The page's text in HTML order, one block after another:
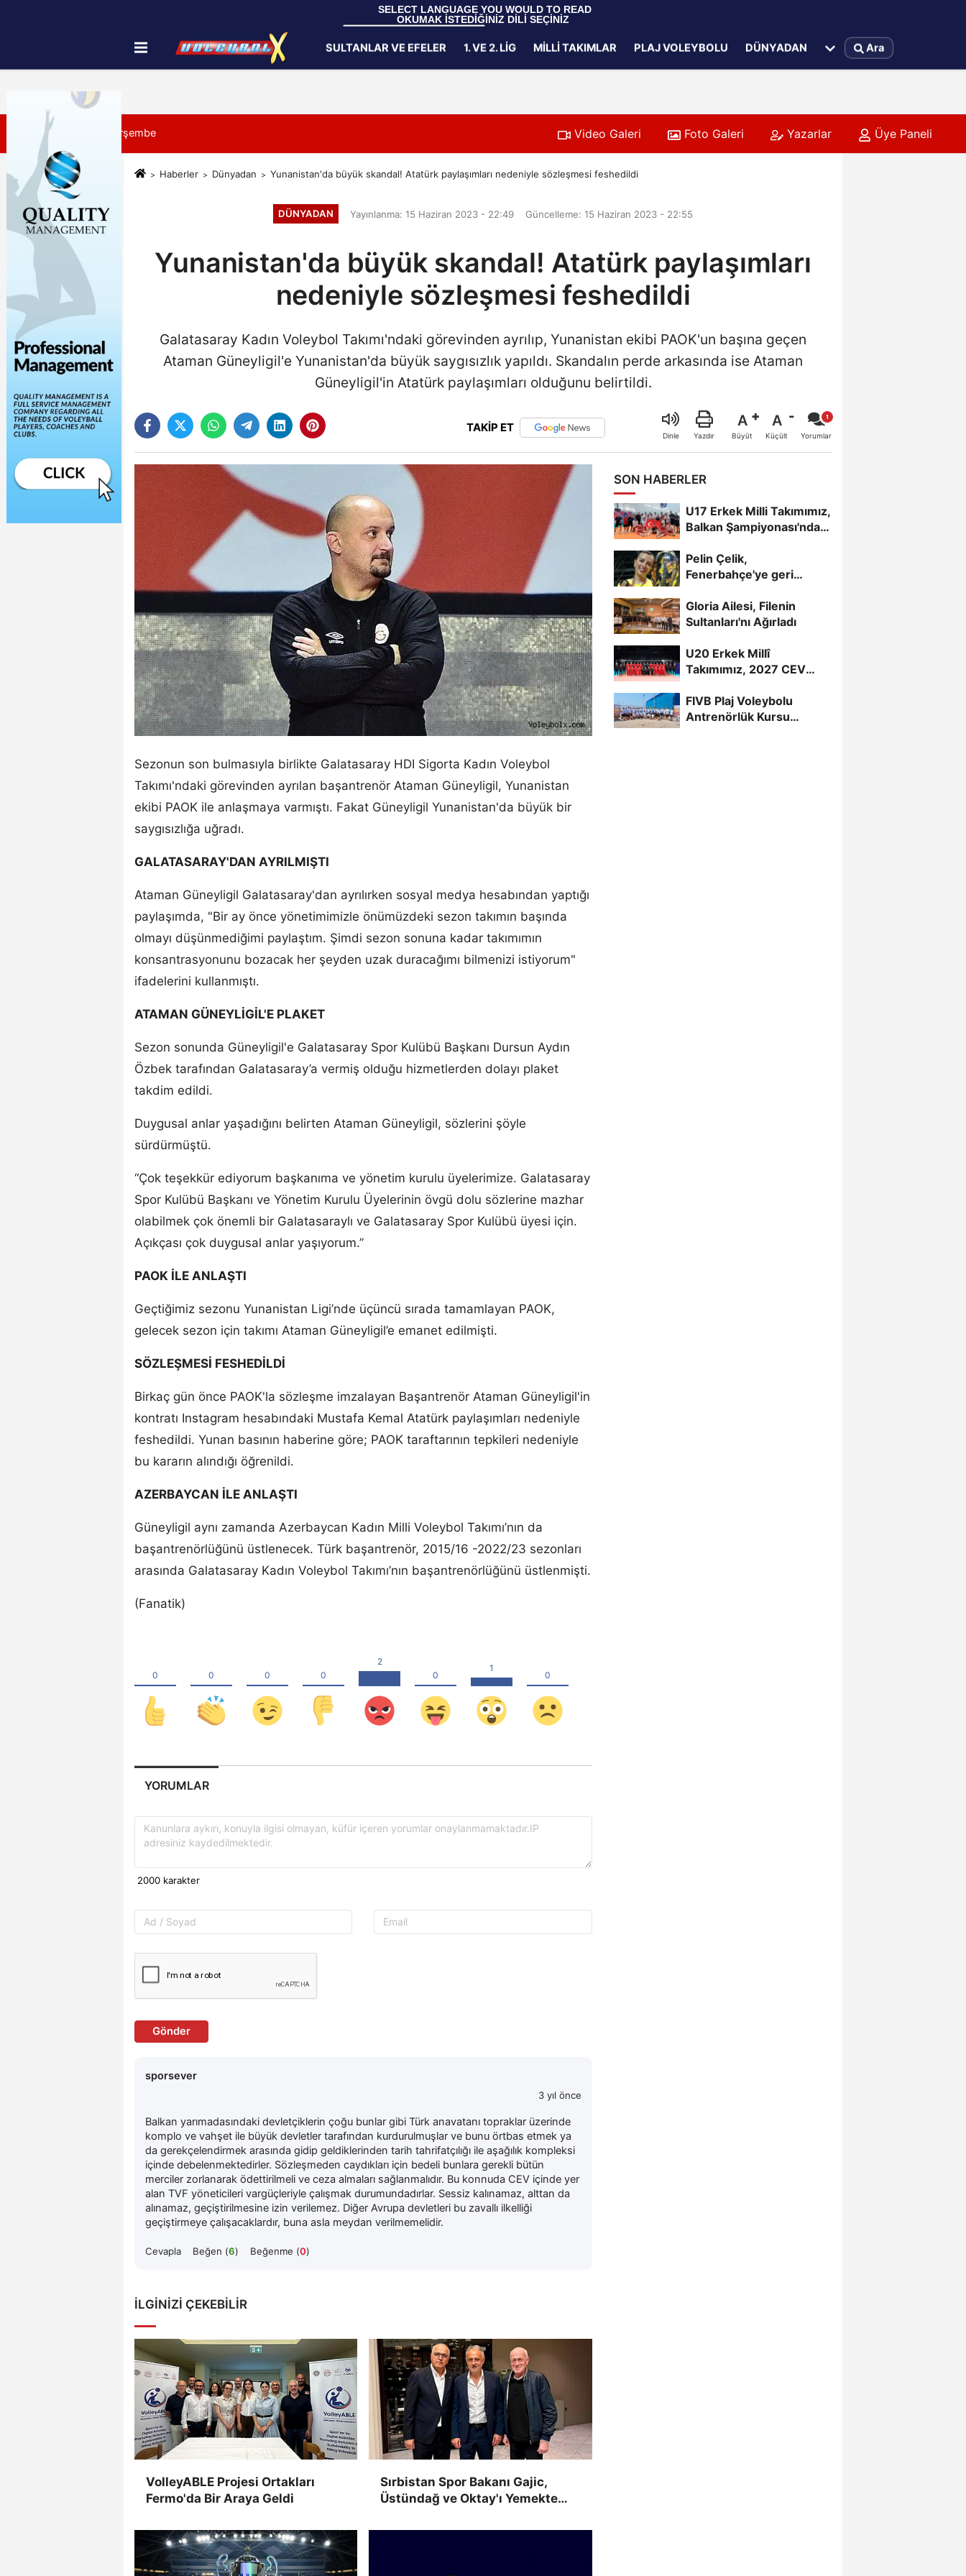
SELECT LANGUAGE YOU WOULD TO READ
OKUMAK İSTEDİĞİNİZ DİLİ SEÇİNİZ
İletişim Çerez Politikası
SULTANLAR VE EFELER 1. VE 2. LIG MILLI TAKIMLAR PLAJ VOLEYBOLU DÜNYADAN Ara
6 Ağustos 2026, Perşembe Video Galeri Foto Galeri Yazarlar Üye Paneli
Haberler Dünyadan Yunanistan'da büyük skandal! Atatürk paylaşımları nedeniyle sözleşmesi feshedildi
DÜNYADAN Yayınlanma: 15 Haziran 2023 - 22:49 Güncelleme: 15 Haziran 2023 - 22:55
Yunanistan'da büyük skandal! Atatürk paylaşımları
nedeniyle sözleşmesi feshedildi
Galatasaray Kadın Voleybol Takımı'ndaki görevinden ayrılıp, Yunanistan ekibi PAOK'un başına geçen
Ataman Güneyligil'e Yunanistan'da büyük saygısızlık yapıldı. Skandalın perde arkasında ise Ataman
Güneyligil'in Atatürk paylaşımları olduğunu belirtildi.
TAKİP ET
Dinle Yazdır
A
Büyüt
A
Küçült Yorumlar
Sezonun son bulmasıyla birlikte Galatasaray HDI Sigorta Kadın Voleybol
Takımı'ndaki görevinden ayrılan başantrenör Ataman Güneyligil, Yunanistan
ekibi PAOK ile anlaşmaya varmıştı. Fakat Güneyligil Yunanistan'da büyük bir
saygısızlığa uğradı.
GALATASARAY'DAN AYRILMIŞTI
Ataman Güneyligil Galatasaray'dan ayrılırken sosyal medya hesabından yaptığı
paylaşımda, "Bir ay önce yönetimimizle önümüzdeki sezon takımın başında
olmayı düşünmediğimi paylaştım. Şimdi sezon sonuna kadar takımımın
konsantrasyonunu bozacak her şeyden uzak duracağımı bilmenizi istiyorum"
ifadelerini kullanmıştı.
ATAMAN GÜNEYLİGİL'E PLAKET
Sezon sonunda Güneyligil'e Galatasaray Spor Kulübü Başkanı Dursun Aydın
Özbek tarafından Galatasaray’a vermiş olduğu hizmetlerden dolayı plaket
takdim edildi.
Duygusal anlar yaşadığını belirten Ataman Güneyligil, sözlerini şöyle
sürdürmüştü.
“Çok teşekkür ediyorum başkanıma ve yönetim kurulu üyelerimize. Galatasaray
Spor Kulübü Başkanı ve Yönetim Kurulu Üyelerinin övgü dolu sözlerine mazhar
olabilmek çok önemli bir Galatasaraylı ve Galatasaray Spor Kulübü üyesi için.
Açıkçası çok duygusal anlar yaşıyorum.”
PAOK İLE ANLAŞTI
Geçtiğimiz sezonu Yunanistan Ligi’nde üçüncü sırada tamamlayan PAOK,
gelecek sezon için takımı Ataman Güneyligil’e emanet edilmişti.
SÖZLEŞMESİ FESHEDİLDİ
Birkaç gün önce PAOK'la sözleşme imzalayan Başantrenör Ataman Güneyligil'in
kontratı Instagram hesabındaki Mustafa Kemal Atatürk paylaşımları nedeniyle
feshedildi. Yunan basının haberine göre; PAOK taraftarının tepkileri nedeniyle
bu kararın alındığı öğrenildi.
AZERBAYCAN İLE ANLAŞTI
Güneyligil aynı zamanda Azerbaycan Kadın Milli Voleybol Takımı’nın da
başantrenörlüğünü üstlenecek. Türk başantrenör, 2015/16 -2022/23 sezonları
arasında Galatasaray Kadın Voleybol Takımı’nın başantrenörlüğünü üstlenmişti.
(Fanatik)
YORUMLAR
Gönder
sporsever
3 yıl önce
Balkan yarımadasındaki devletçiklerin çoğu bunlar gibi Türk anavatanı topraklar üzerinde
komplo ve vahşet ile büyük devletler tarafından kurdurulmuşlar ve bunu örtbas etmek ya
da gerekçelendirmek arasında gidip geldiklerinden tarih tahrifatçılığı ile aşağılık kompleksi
içinde debelenmektedirler. Sözleşmeden caydıkları için bedeli bunlara gerekli bütün
merciler zorlanarak ödettirilmeli ve ceza almaları sağlanmalıdır. Bu konnuda CEV içinde yer
alan TVF yöneticileri vargüçleriyle çalışmak durumundadırlar. Sessiz kalınamaz, alttan da
alınamaz, geçiştirilmesine izin verilemez. Diğer Avrupa devletleri bu zavallı ilkelliği
geçiştirmeye çalışacaklardır, buna asla meydan verilmemelidir.
Cevapla Beğen (6) Beğenme (0)
İLGINIZI ÇEKEBILIR
VolleyABLE Projesi Ortakları
Fermo'da Bir Araya Geldi
Sırbistan Spor Bakanı Gajic,
Üstündağ ve Oktay'ı Yemekte
SON HABERLER
U17 Erkek Milli Takımımız,
Balkan Şampiyonası'nda
Pelin Çelik,
Fenerbahçe'ye geri
Gloria Ailesi, Filenin
Sultanları'nı Ağırladı
U20 Erkek Millî
Takımımız, 2027 CEV
Şampiyonası...
FIVB Plaj Voleybolu
Antrenörlük Kursu